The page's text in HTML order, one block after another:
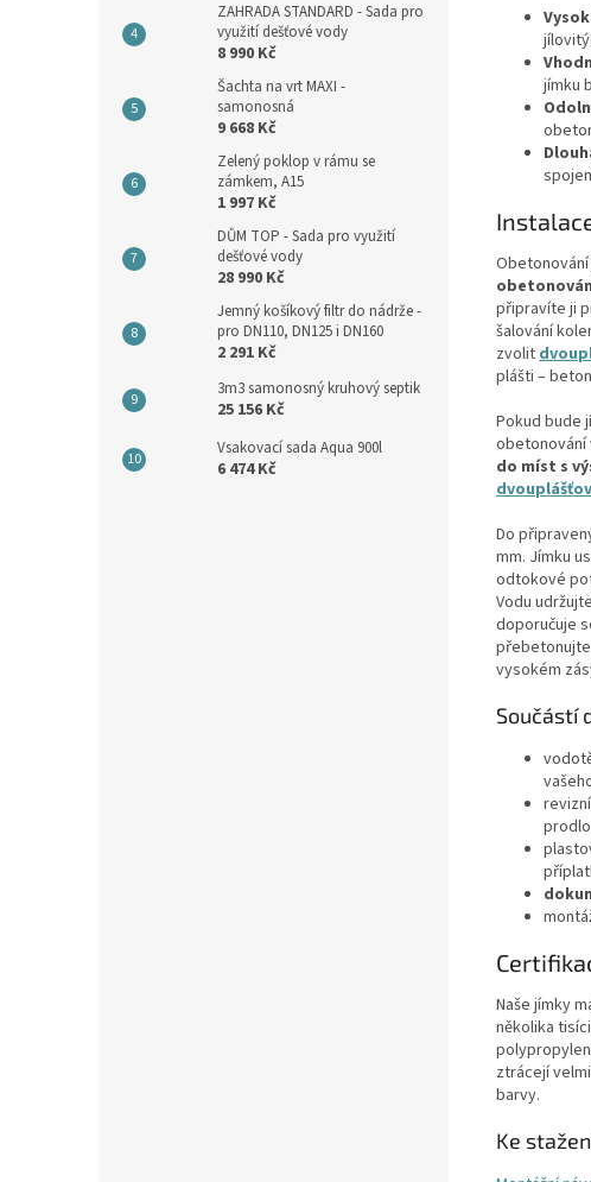
ZAHRADA STANDARD - Sada pro
využití dešťové vody
8 990 Kč
Šachta na vrt MAXI -
samonosná
9 668 Kč
Zelený poklop v rámu se
zámkem, A15
1 997 Kč
DŮM TOP - Sada pro využití
dešťové vody
28 990 Kč
Jemný košíkový filtr do nádrže -
pro DN110, DN125 i DN160
2 291 Kč
3m3 samonosný kruhový septik
25 156 Kč
Vsakovací sada Aqua 900l
6 474 Kč
jímku
připravíte ji
šalování
zvolit
plášti –
Pokud bude
obetonování
do míst s
Do
mm. Jímku
odtokové
Vodu
doporučuje
přebetonujte
vysokém
Součástí
Naše jímky
několika
ztrácejí
barvy.
Ke